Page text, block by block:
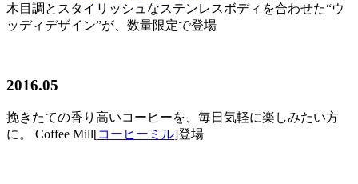
木目調とスタイリッシュなステンレスボディを合わせた“ウ
ッディデザイン”が、数量限定で登場
2016.05
挽きたての香り高いコーヒーを、毎日気軽に楽しみたい方
に。 Coffee Mill[コーヒーミル]登場